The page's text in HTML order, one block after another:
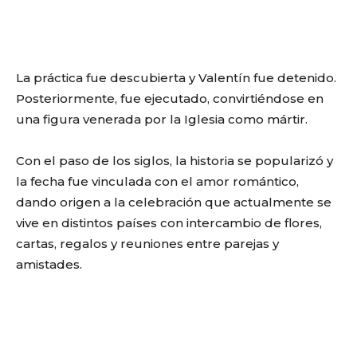
La práctica fue descubierta y Valentín fue detenido.
Posteriormente, fue ejecutado, convirtiéndose en
una figura venerada por la Iglesia como mártir.
Con el paso de los siglos, la historia se popularizó y
la fecha fue vinculada con el amor romántico,
dando origen a la celebración que actualmente se
vive en distintos países con intercambio de flores,
cartas, regalos y reuniones entre parejas y
amistades.